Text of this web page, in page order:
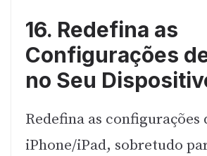
16. Redefina as
Configurações
no Seu
Redefina as configurações
iPhone/iPad, sobretudo